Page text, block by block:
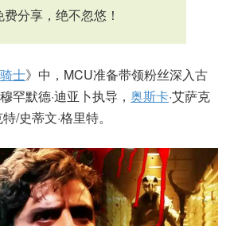
费分享，绝不忽悠！
士》中，MCU准备带领粉丝深入古
罕默德·迪亚卜执导， 奥斯卡·艾萨克
/史蒂文·格里特。